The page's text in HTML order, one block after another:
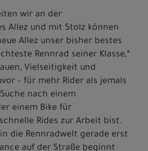
wir an der
Allez und mit Stolz können
Allez unser bisher bestes
Rennrad seiner Klasse,*
Vielseitigkeit und
– für mehr Rider als jemals
nach einem
einem Bike für
Rides zur Arbeit bist.
die Rennradwelt gerade erst
auf der Straße beginnt